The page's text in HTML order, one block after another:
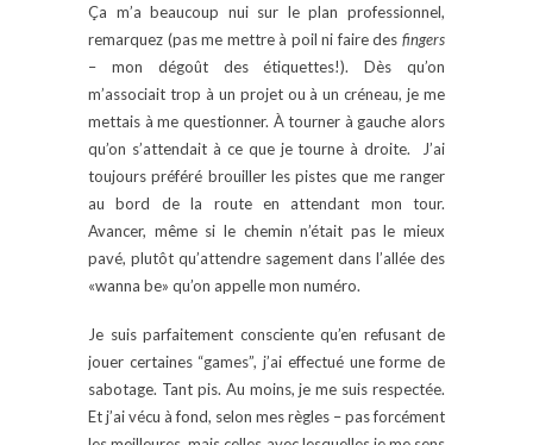
Ça m’a beaucoup nui sur le plan professionnel,
remarquez (pas me mettre à poil ni faire des fingers
– mon dégoût des étiquettes!). Dès qu’on
m’associait trop à un projet ou à un créneau, je me
mettais à me questionner. À tourner à gauche alors
qu’on s’attendait à ce que je tourne à droite. J’ai
toujours préféré brouiller les pistes que me ranger
au bord de la route en attendant mon tour.
Avancer, même si le chemin n’était pas le mieux
pavé, plutôt qu’attendre sagement dans l’allée des
«wanna be» qu’on appelle mon numéro.
Je suis parfaitement consciente qu’en refusant de
jouer certaines “games”, j’ai effectué une forme de
sabotage. Tant pis. Au moins, je me suis respectée.
Et j’ai vécu à fond, selon mes règles – pas forcément